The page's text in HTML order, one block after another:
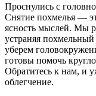
Проснулись с
Снятие похмелья —
ясность мыслей. Мы
устраняя
уберем
готовы помочь
Обратитесь к нам, и
облегчение.